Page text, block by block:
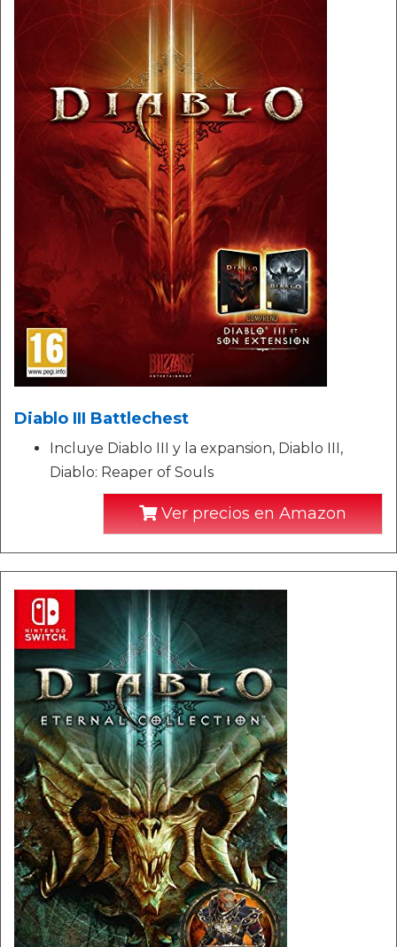
Diablo III Battlechest
Incluye Diablo III y la expansion, Diablo III,
Diablo: Reaper of Souls
Ver precios en Amazon